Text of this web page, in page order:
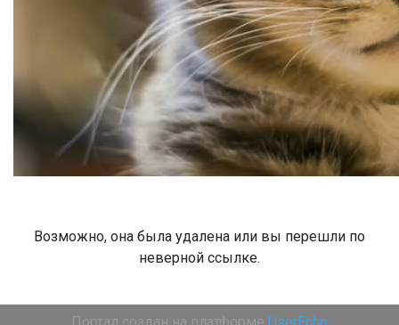
Возможно, она была удалена или вы перешли по
неверной ссылке.